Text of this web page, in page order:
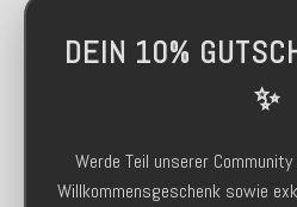
DEIN 10%
✨
Werde Teil unserer
Willkommensgeschenk sowie